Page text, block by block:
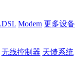
Modem 更多设备
无线控制器 天馈系统